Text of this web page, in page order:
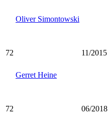
Oliver Simontowski
72
Gerret Heine
11/2015
72 06/2018